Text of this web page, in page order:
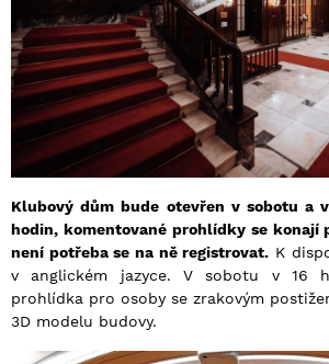
Klubový dům bude otevřen v sobotu a
hodin, komentované prohlídky se konají
není potřeba se na ně registrovat. K
v anglickém jazyce. V sobotu v 16
prohlídka pro osoby se zrakovým
3D modelu budovy.